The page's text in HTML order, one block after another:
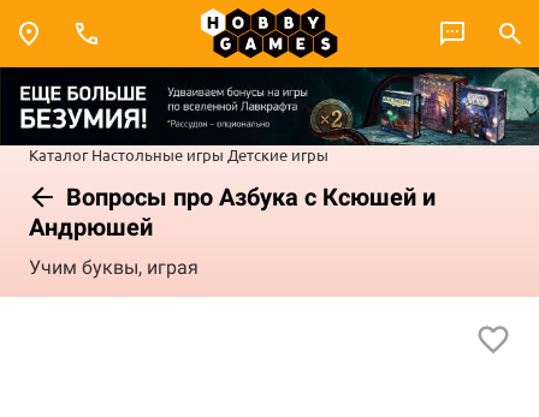
Каталог Настольные игры Детские игры
Вопросы про Азбука с Ксюшей и
Андрюшей
Учим буквы, играя